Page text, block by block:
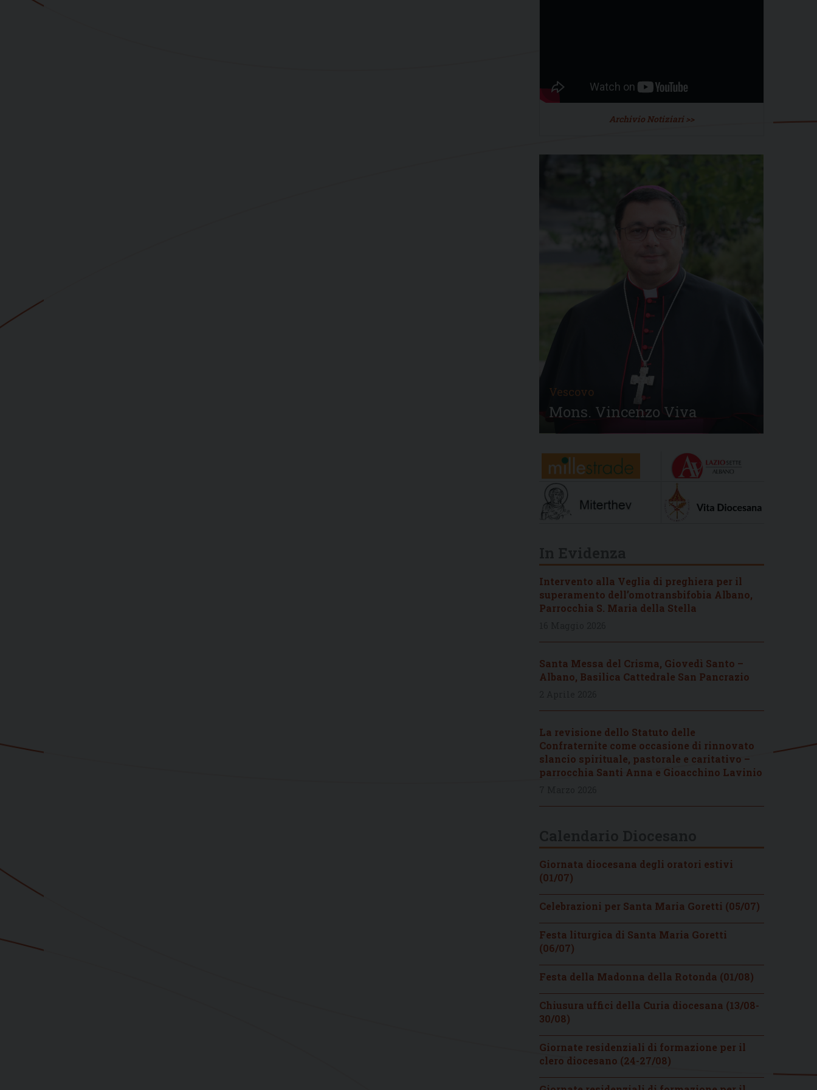
Archivio Notiziari >>
Vescovo
Mons. Vincenzo Viva
Intervento alla Veglia di preghiera per il
superamento dell’omotransbifobia Albano,
Parrocchia S. Maria della Stella
Santa Messa del Crisma, Giovedì Santo –
Albano, Basilica Cattedrale San Pancrazio
La revisione dello Statuto delle
Confraternite come occasione di rinnovato
slancio spirituale, pastorale e caritativo –
parrocchia Santi Anna e Gioacchino Lavinio
Giornata diocesana degli oratori estivi
(01/07)
Celebrazioni per Santa Maria Goretti (05/07)
Festa liturgica di Santa Maria Goretti
(06/07)
Festa della Madonna della Rotonda (01/08)
Chiusura uffici della Curia diocesana (13/08-
30/08)
Giornate residenziali di formazione per il
clero diocesano (24-27/08)